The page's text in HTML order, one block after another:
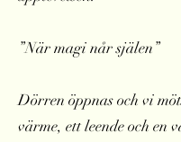
”När magi når själen”
Dörren öppnas och vi
värme, ett leende och en